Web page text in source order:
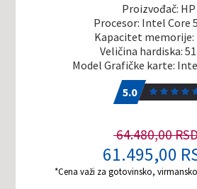
Proizvođač: HP
Procesor: Intel Core
Kapacitet memorije:
Veličina hardiska:
Model Grafičke karte:
5.0
64.480,00
61.495,00
*Cena važi za gotovinsko,